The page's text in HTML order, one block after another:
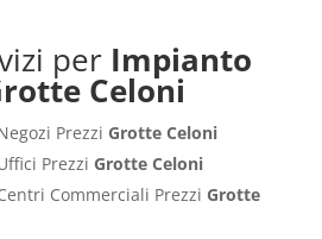
per Impianto
Celoni
Prezzi Grotte Celoni
Prezzi Grotte Celoni
Commerciali Prezzi Grotte